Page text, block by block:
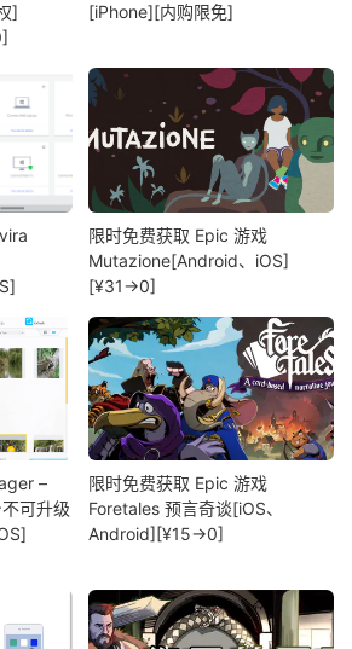
]
[iPhone][内购限免]
限时免费获取 Epic 游戏
Mutazione[Android、iOS]
[¥31→0]
–
可升级
限时免费获取 Epic 游戏
Foretales 预言奇谈[iOS、
Android][¥15→0]